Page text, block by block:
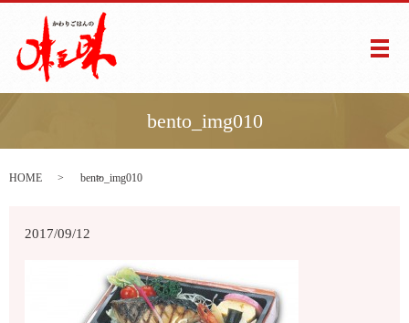
メ
bento_img010
HOME bento_img010
2017/09/12